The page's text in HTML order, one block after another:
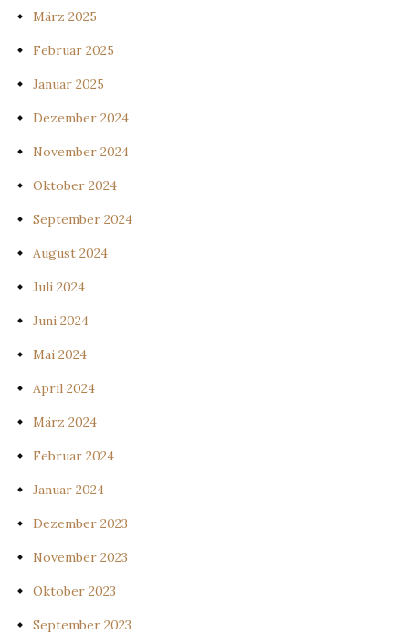
März 2025
Februar 2025
Januar 2025
Dezember 2024
November 2024
Oktober 2024
September 2024
August 2024
Juli 2024
Juni 2024
Mai 2024
April 2024
März 2024
Februar 2024
Januar 2024
Dezember 2023
November 2023
Oktober 2023
September 2023